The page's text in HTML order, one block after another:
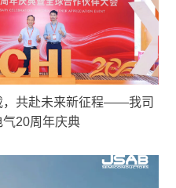
，共赴未来新征程——我司
20周年庆典